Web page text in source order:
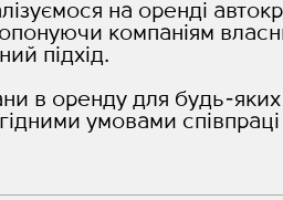
на оренді
компаніям
підхід.
в оренду для будь-
умовами